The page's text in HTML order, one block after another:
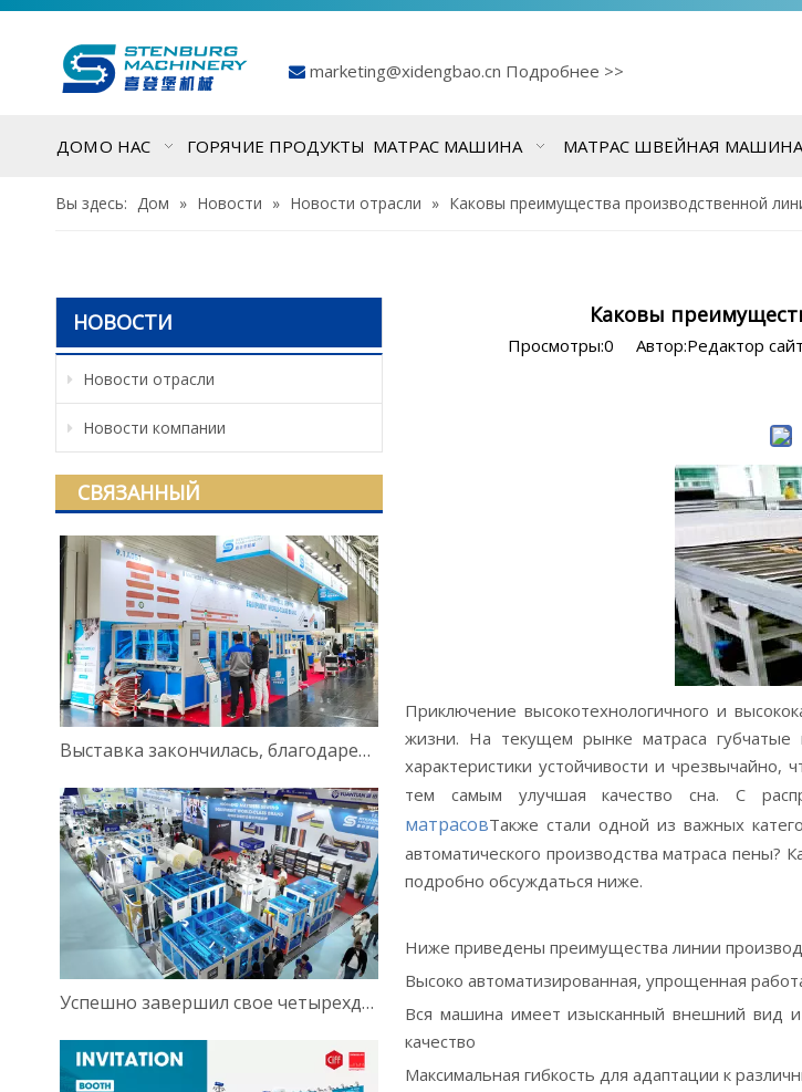
 marketing@xidengbao.cn Подробнее >>
ДОМО НАС ГОРЯЧИЕ ПРОДУКТЫ МАТРАС МАШИНА МАТРАС ШВЕЙНАЯ МАШИНА
Вы здесь: Дом » Новости » Новости отрасли » Каковы преимущества производственной
НОВОСТИ
Новости отрасли
Новости компании
СВЯЗАННЫЙ
Выставка закончилась, благодарен за встречу!
Успешно завершил свое четырехдневное участие!
Каковы
Просмотры:0 Автор:Pедактор
Приключение высокотехнологичного и
жизни. На текущем рынке матраса
характеристики устойчивости и
тем самым улучшая качество сна. С
матрасовТакже стали одной из важных
автоматического производства матраса пены?
подробно обсуждаться ниже.
Ниже приведены преимущества линии
Высоко автоматизированная, упрощенная
Вся машина имеет изысканный внешний вид
качество
Максимальная гибкость для адаптации к